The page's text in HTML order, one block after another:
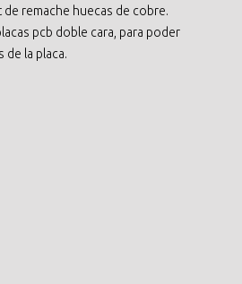
de remache huecas de cobre.
pcb doble cara, para poder
la placa.